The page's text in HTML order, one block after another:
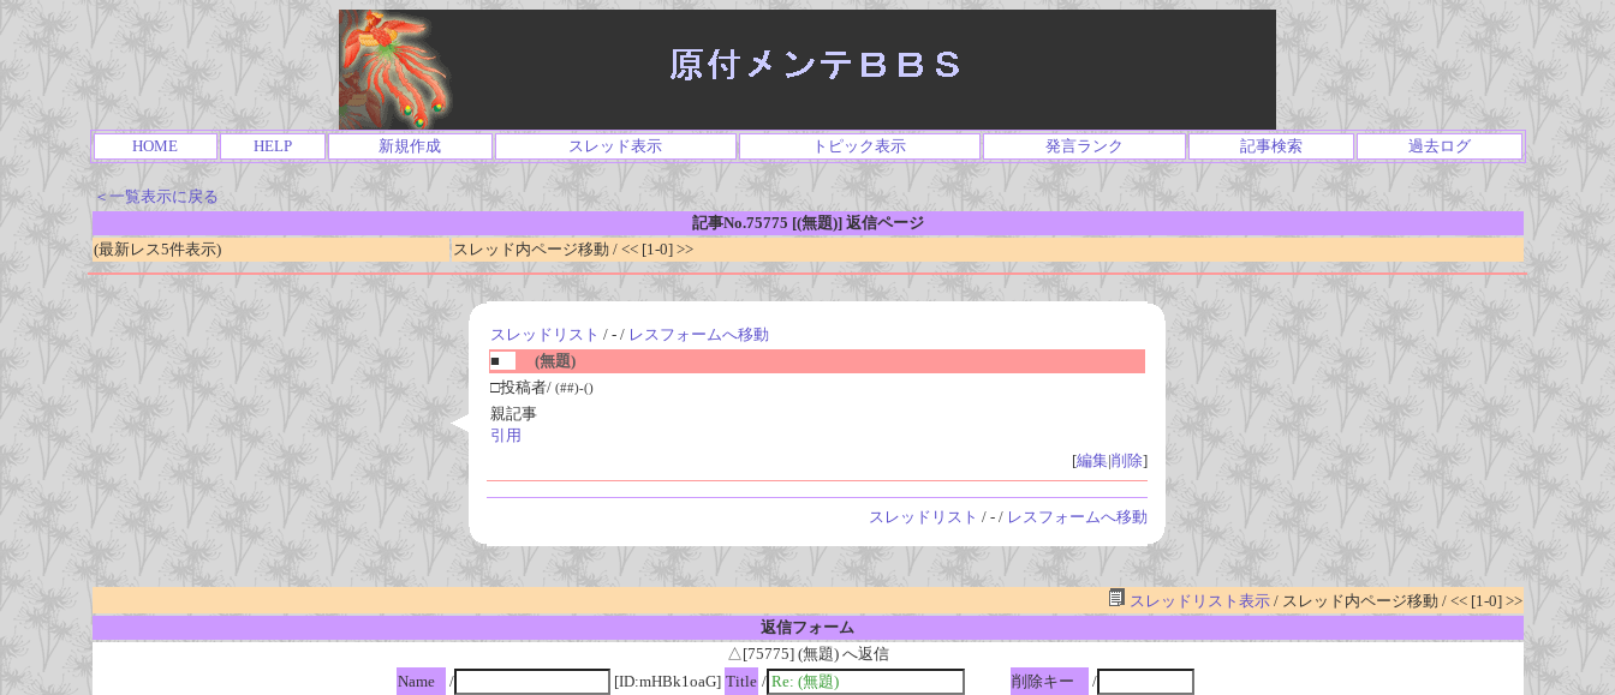
HOME HELP 新規作成 スレッド表示 トピック表示 発言ランク 記事検索 過去ログ
＜一覧表示に戻る
記事No.75775 [(無題)] 返信ページ
(最新レス5件表示)
スレッド内ページ移動 / << [1-0] >>
スレッドリスト / - / レスフォームへ移動
■
(無題)
□投稿者/ (##)-()
親記事
引用
[編集|削除]
スレッドリスト / - / レスフォームへ移動
スレッドリスト表示/ スレッド内ページ移動 / << [1-0] >>
返信フォーム
△[75775] (無題) へ返信
Name
/ [ID:mHBk1oaG] Title / 削除キー
/